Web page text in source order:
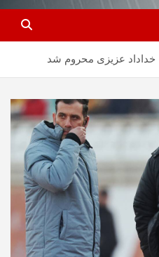
خداداد عزیزی محروم شد